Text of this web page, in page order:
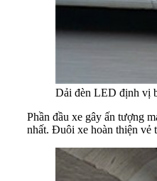
Dải đèn LED định vị
Phần đầu xe gây ấn tượng
nhất. Đuôi xe hoàn thiện vẻ